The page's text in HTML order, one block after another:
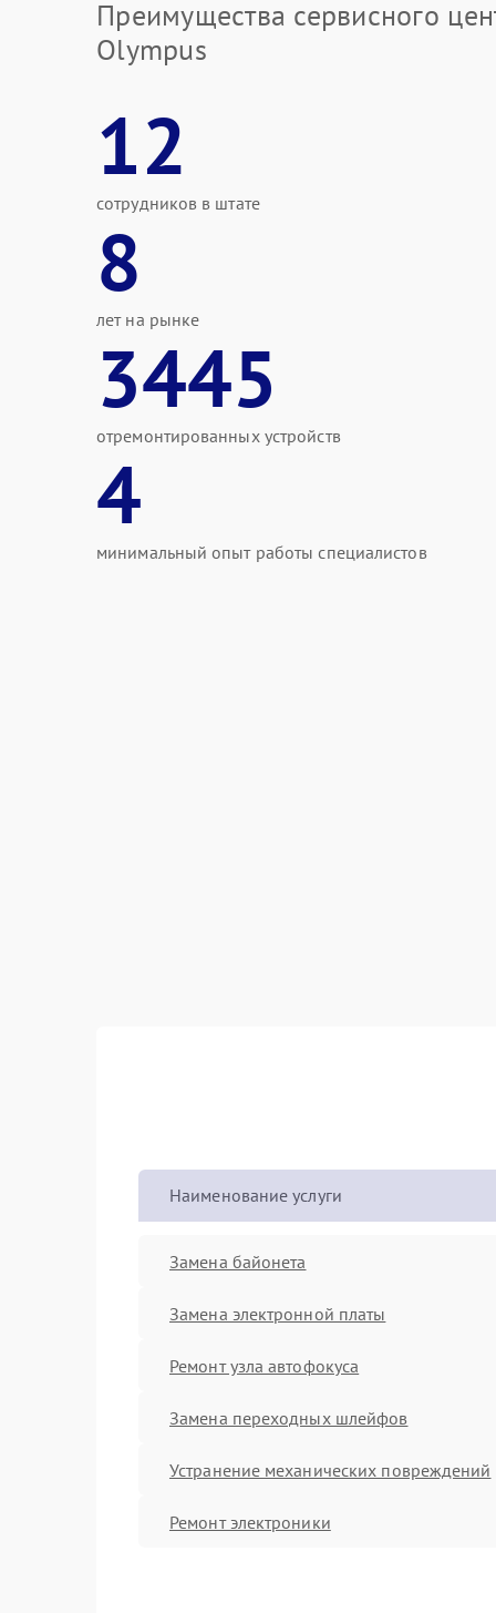
Преимущества сервисного
Olympus
12
сотрудников в штате
8
лет на рынке
3445
отремонтированных устройств
4
минимальный опыт работы специалистов
Наименование услуги
Замена байонета
Замена электронной платы
Ремонт узла автофокуса
Замена переходных шлейфов
Устранение механических повреждений
Ремонт электроники